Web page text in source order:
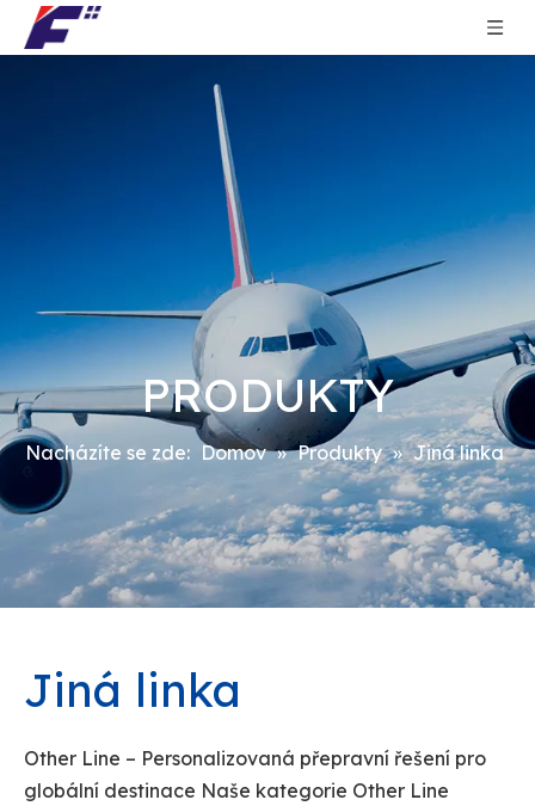
PRODUKTY
Nacházíte se zde: Domov » Produkty » Jiná linka
Jiná linka
Other Line – Personalizovaná přepravní řešení pro
globální destinace Naše kategorie Other Line